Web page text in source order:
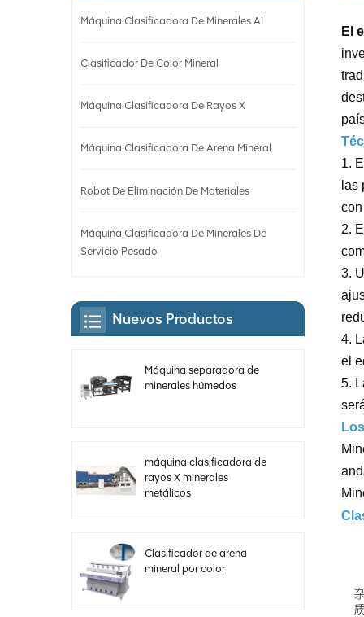
El
1.
las
2.
3.
4.
el
5.
Máquina Clasificadora De Minerales AI
Clasificador De Color Mineral
Máquina Clasificadora De Rayos X
Máquina Clasificadora De Arena Mineral
Robot De Eliminación De Materiales
Máquina Clasificadora De Minerales De
Servicio Pesado
Nuevos Productos
Máquina separadora de
minerales húmedos
máquina clasificadora de
rayos X minerales
metálicos
Clasificador de arena
mineral por color